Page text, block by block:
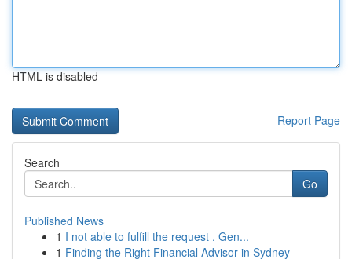
HTML is disabled
Report Page
Search
Go
Published News
1 I not able to fulfill the request . Gen...
1 Finding the Right Financial Advisor in Sydney